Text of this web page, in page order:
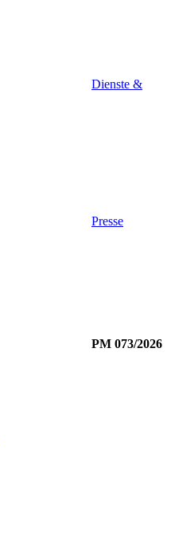
Dienste &
Presse
PM 073/2026